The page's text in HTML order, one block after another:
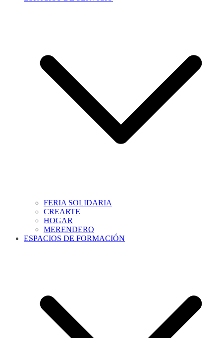
FERIA SOLIDARIA
CREARTE
HOGAR
MERENDERO
ESPACIOS DE FORMACIÓN